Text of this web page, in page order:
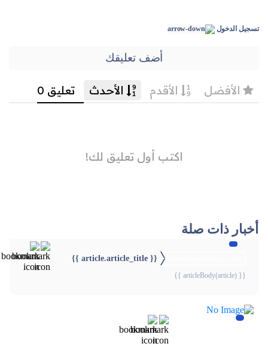
تسجيل الدخول
أضف تعليقك
أخبار ذات صلة
{{ article.article_title }}
{{ articleBody(article) }}